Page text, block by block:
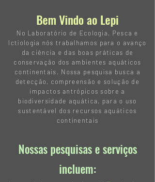
Bem Vindo ao Lepi
No Laboratório de Ecologia, Pesca e
Ictiologia nós trabalhamos para o avanço
da ciência e das boas práticas de
conservação dos ambientes aquáticos
continentais. Nossa pesquisa busca a
detecção, compreensão e solução de
impactos antrópicos sobre a
biodiversidade aquática, para o uso
sustentável dos recursos aquáticos
continentais
Nossas pesquisas e serviços
incluem: